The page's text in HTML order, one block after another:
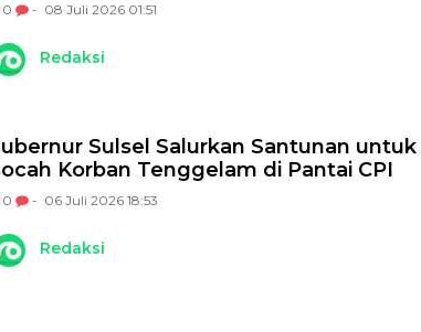
0 - 08 Juli 2026 01:51
Redaksi
Sulsel Salurkan Santunan
Korban Tenggelam di Pantai CPI
0 - 06 Juli 2026 18:53
Redaksi